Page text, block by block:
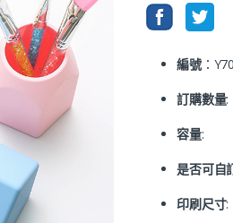
編號：
訂購數量:
容量:
是否可自
印刷尺寸: